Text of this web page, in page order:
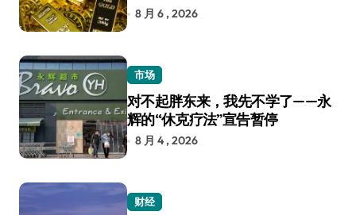
8 月 6 , 2026
市场
对不起胖东来，我先不学了——永
辉的“休克疗法”宣告暂停
8 月 4 , 2026
财经